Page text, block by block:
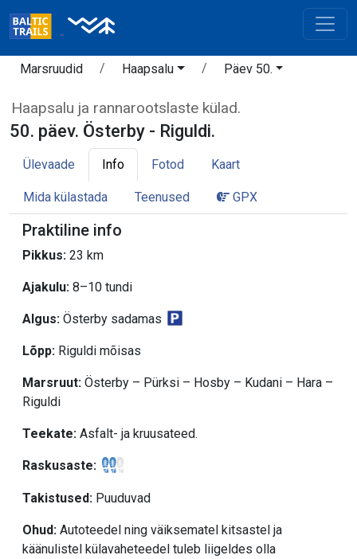
Marsruudid Haapsalu Päev 50.
Haapsalu ja rannarootslaste külad.
50. päev. Österby - Riguldi.
Ülevaade Info Fotod Kaart
Mida külastada Teenused GPX
Praktiline info
Pikkus: 23 km
Ajakulu: 8–10 tundi
Algus: Österby sadamas
Lõpp: Riguldi mõisas
Marsruut: Österby – Pürksi – Hosby – Kudani – Hara –
Riguldi
Teekate: Asfalt- ja kruusateed.
Raskusaste:
Takistused: Puuduvad
Ohud: Autoteedel ning väiksematel kitsastel ja
käänulistel külavaheteedel tuleb liigeldes olla